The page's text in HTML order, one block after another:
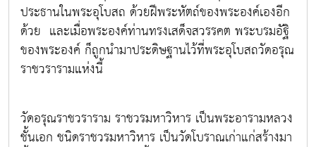
ประธานในพระอุโบสถ ด้วยฝีพระหัตถ์ของพระองค์เองอีก
ด้วย และเมื่อพระองค์ท่านทรงเสด็จสวรรคต พระบรมอัฐิ
ของพระองค์ ก็ถูกนำมาประดิษฐานไว้ที่พระอุโบสถวัดอรุณ
ราชวรารามแห่งนี้
วัดอรุณราชวราราม ราชวรมหาวิหาร เป็นพระอารามหลวง
ชั้นเอก ชนิดราชวรมหาวิหาร เป็นวัดโบราณเก่าแก่สร้างมา